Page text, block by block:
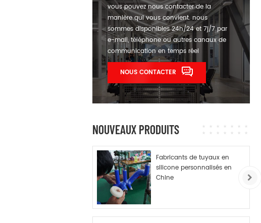
vous pouvez nous contacter de la
manière qui vous convient. nous
sommes disponibles 24h/24 et 7j/7 par
e-mail, téléphone ou autres canaux de
communication en temps réel
NOUS CONTACTER
NOUVEAUX PRODUITS
Fabricants de tuyaux en
silicone personnalisés en
Chine